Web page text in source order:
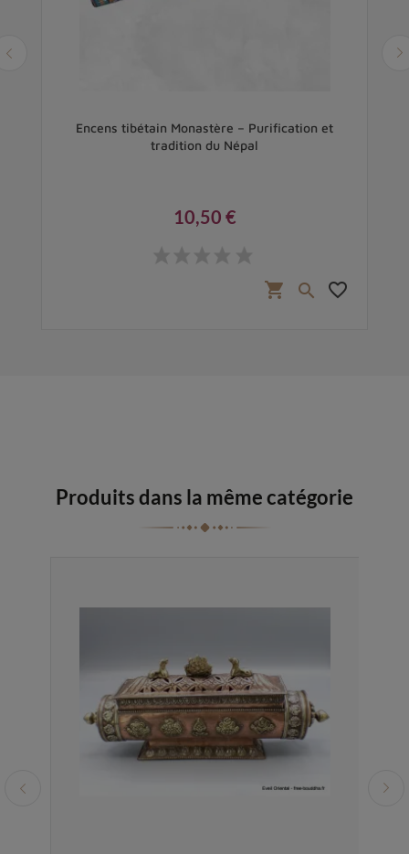
Encens tibétain Monastère – Purification et
tradition du Népal
10,50 €
shopping_cart  favorite_border
Produits dans la même catégorie